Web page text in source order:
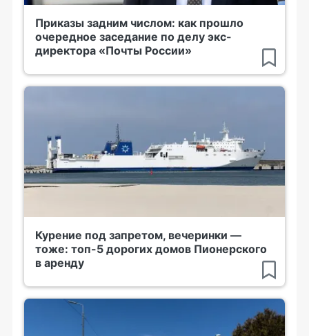
Приказы задним числом: как прошло
очередное заседание по делу экс-
директора «Почты России»
Курение под запретом, вечеринки —
тоже: топ-5 дорогих домов Пионерского
в аренду